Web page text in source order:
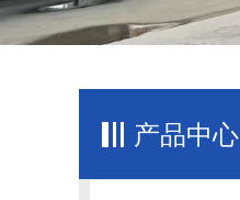
产品中心